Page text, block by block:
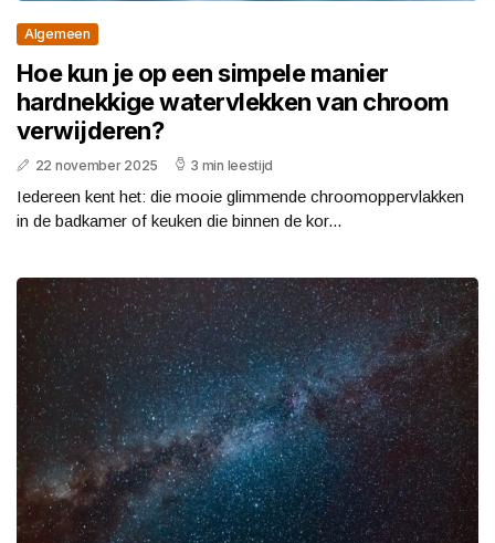
Algemeen
Hoe kun je op een simpele manier
hardnekkige watervlekken van chroom
verwijderen?
22 november 2025 3 min leestijd
Iedereen kent het: die mooie glimmende chroomoppervlakken
in de badkamer of keuken die binnen de kor...